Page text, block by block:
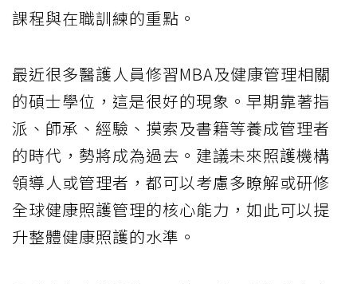
課程與在職訓練的重點。
最近很多醫護人員修習MBA及健康管理相關
的碩士學位，這是很好的現象。早期靠著指
派、師承、經驗、摸索及書籍等養成管理者
的時代，勢將成為過去。建議未來照護機構
領導人或管理者，都可以考慮多瞭解或研修
全球健康照護管理的核心能力，如此可以提
升整體健康照護的水準。